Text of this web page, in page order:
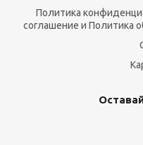
Политика
соглашение и Политика